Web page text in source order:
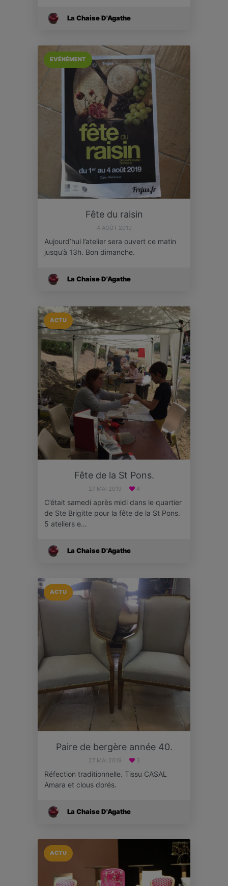
La Chaise D'Agathe
EVÉNÉMENT
Fête du raisin
4 AOÛT 2019
Aujourd’hui l’atelier sera ouvert ce matin
jusqu’à 13h. Bon dimanche.
La Chaise D'Agathe
ACTU
Fête de la St Pons.
27 MAI 2019 4
C’était samedi après midi dans le quartier
de Ste Brigitte pour la fête de la St Pons.
5 ateliers e…
La Chaise D'Agathe
ACTU
Paire de bergère année 40.
27 MAI 2019 3
Réfection traditionnelle. Tissu CASAL
Amara et clous dorés.
La Chaise D'Agathe
ACTU